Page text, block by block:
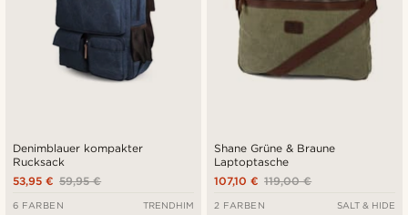
Denimblauer kompakter
Rucksack
59,95 €
53,95 €
6 FARBEN TRENDHIM
Shane Grüne & Braune
Laptoptasche
119,00 €
107,10 €
2 FARBEN SALT & HIDE